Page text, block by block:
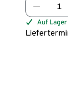
Auf Lager